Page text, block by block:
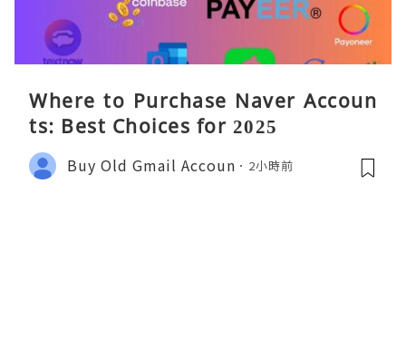
Where to Purchase Naver Accoun
ts: Best Choices for 2025
Buy Old Gmail Accoun 2小時前